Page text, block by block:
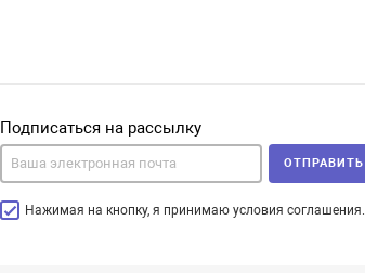
Подписаться на рассылку
Нажимая на кнопку, я принимаю условия соглашения.
ОТПРАВИТЬ